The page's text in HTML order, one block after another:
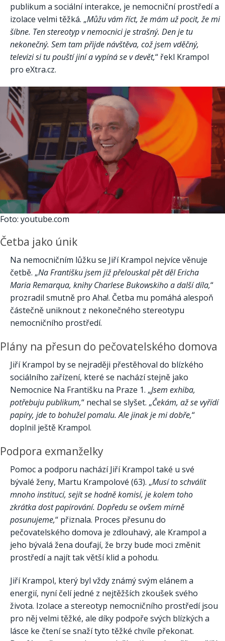
publikum a sociální interakce, je nemocniční prostředí a
izolace velmi těžká. „Můžu vám říct, že mám už pocit, že mi
šíbne. Ten stereotyp v nemocnici je strašný. Den je tu
nekonečný. Sem tam přijde návštěva, což jsem vděčný,
televizi si tu pouští jiní a vypíná se v devět,“ řekl Krampol
pro eXtra.cz.
Foto: youtube.com
Četba jako únik
Na nemocničním lůžku se Jiří Krampol nejvíce věnuje
četbě. „Na Františku jsem již přelouskal pět děl Ericha
Maria Remarqua, knihy Charlese Bukowskiho a další díla,“
prozradil smutně pro Aha!. Četba mu pomáhá alespoň
částečně uniknout z nekonečného stereotypu
nemocničního prostředí.
Plány na přesun do pečovatelského domova
Jiří Krampol by se nejraději přestěhoval do blízkého
sociálního zařízení, které se nachází stejně jako
Nemocnice Na Františku na Praze 1. „Jsem exhiba,
potřebuju publikum,“ nechal se slyšet. „Čekám, až se vyřídí
papíry, jde to bohužel pomalu. Ale jinak je mi dobře,“
doplnil ještě Krampol.
Podpora exmanželky
Pomoc a podporu nachází Jiří Krampol také u své
bývalé ženy, Martu Krampolové (63). „Musí to schválit
mnoho institucí, sejít se hodně komisí, je kolem toho
zkrátka dost papírování. Dopředu se ovšem mírně
posunujeme,“ přiznala. Proces přesunu do
pečovatelského domova je zdlouhavý, ale Krampol a
jeho bývalá žena doufají, že brzy bude moci změnit
prostředí a najít tak větší klid a pohodu.
Jiří Krampol, který byl vždy známý svým elánem a
energií, nyní čelí jedné z nejtěžších zkoušek svého
života. Izolace a stereotyp nemocničního prostředí jsou
pro něj velmi těžké, ale díky podpoře svých blízkých a
lásce ke čtení se snaží tyto těžké chvíle překonat.